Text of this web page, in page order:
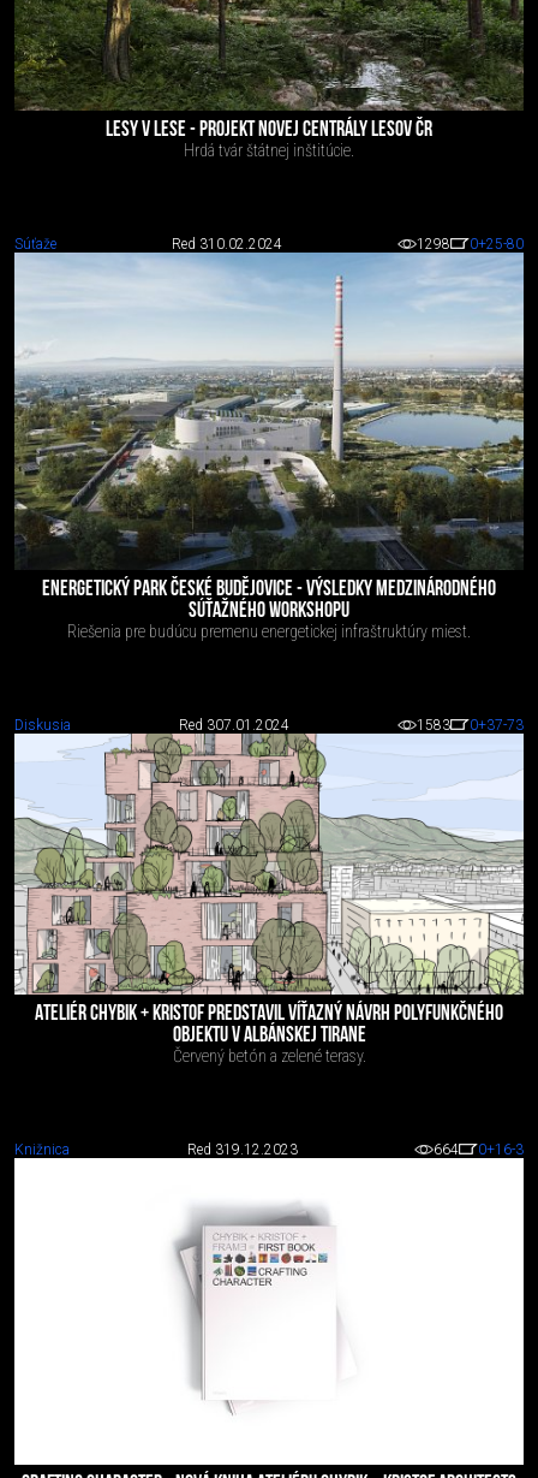
LESY V LESE - PROJEKT NOVEJ CENTRÁLY LESOV ČR
Hrdá tvár štátnej inštitúcie.
Súťaže Red 310.02.2024 1298 0+25-80
ENERGETICKÝ PARK ČESKÉ BUDĚJOVICE - VÝSLEDKY MEDZINÁRODNÉHO
SÚŤAŽNÉHO WORKSHOPU
Riešenia pre budúcu premenu energetickej infraštruktúry miest.
Diskusia Red 307.01.2024 1583 0+37-73
ATELIÉR CHYBIK + KRISTOF PREDSTAVIL VÍŤAZNÝ NÁVRH POLYFUNKČNÉHO
OBJEKTU V ALBÁNSKEJ TIRANE
Červený betón a zelené terasy.
Knižnica Red 319.12.2023 664 0+16-3